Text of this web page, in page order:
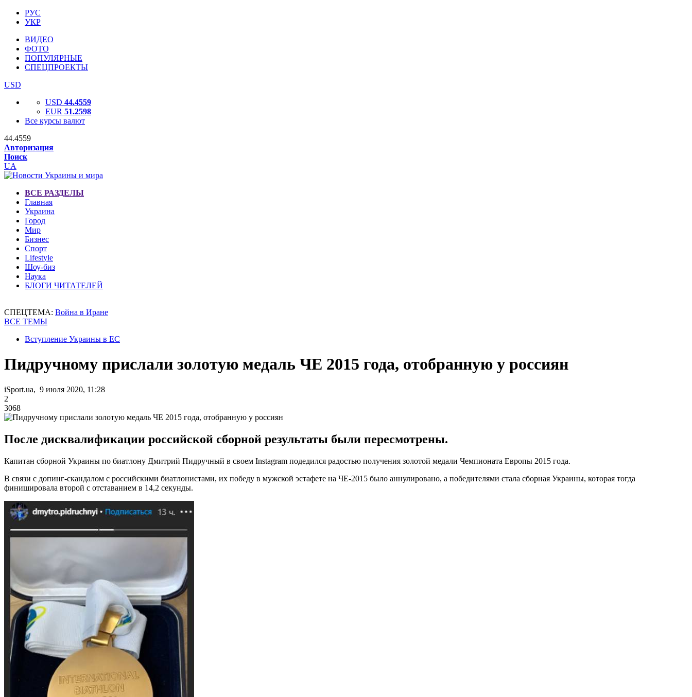
РУС
УКР
ВИДЕО
ФОТО
ПОПУЛЯРНЫЕ
СПЕЦПРОЕКТЫ
USD
USD 44.4559
EUR 51.2598
Все курсы валют
44.4559
Авторизация
Поиск
UA
ВСЕ РАЗДЕЛЫ
Главная
Украина
Город
Мир
Бизнес
Спорт
Lifestyle
Шоу-биз
Наука
БЛОГИ ЧИТАТЕЛЕЙ
СПЕЦТЕМА: Война в Иране
ВСЕ ТЕМЫ
Вступление Украины в ЕС
Пидручному прислали золотую медаль ЧЕ 2015 года, отобранную у россиян
iSport.ua, 9 июля 2020, 11:28
2
3068
После дисквалификации российской сборной результаты были пересмотрены.
Капитан сборной Украины по биатлону Дмитрий Пидручный в своем Instagram подедился радостью получения золотой медали Чемпионата Европы 2015 года.
В связи с допинг-скандалом с российскими биатлонистами, их победу в мужской эстафете на ЧЕ-2015 было аннулировано, а победителями стала сборная Украины, которая тогда
финишировала второй с отставанием в 14,2 секунды.